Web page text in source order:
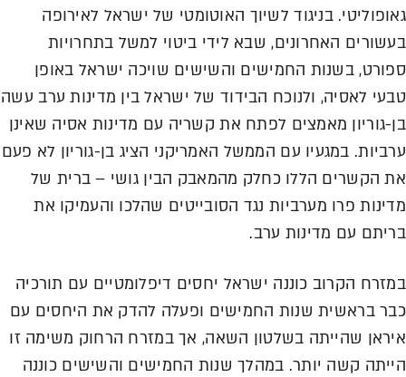
גאופוליטי. בניגוד לשיוך האוטומטי של ישראל לאירופה
בעשורים האחרונים, שבא לידי ביטוי למשל בתחרויות
ספורט, בשנות החמישים והשישים שויכה ישראל באופן
טבעי לאסיה, ולנוכח הבידוד של ישראל בין מדינות ערב עשה
בן-גוריון מאמצים לפתח את קשריה עם מדינות אסיה שאינן
ערביות. במגעיו עם הממשל האמריקני הציג בן-גוריון לא פעם
את הקשרים הללו כחלק מהמאבק הבין גושי – ברית של
מדינות פרו מערביות נגד הסובייטים שהלכו והעמיקו את
בריתם עם מדינות ערב.
במזרח הקרוב כוננה ישראל יחסים דיפלומטיים עם תורכיה
כבר בראשית שנות החמישים ופעלה להדק את היחסים עם
איראן שהייתה בשלטון השאה, אך במזרח הרחוק משימה זו
הייתה קשה יותר. במהלך שנות החמישים והשישים כוננה